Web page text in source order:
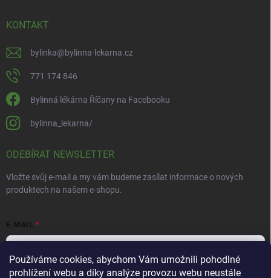
Používáme cookies, abychom Vám umožnili pohodlné
prohlížení webu a díky analýze provozu webu neustále
KONTAKT
bylinka@bylinna-lekarna.cz
771 174 846
Bylinná lékárna Říčany na Facebooku
bylinna_lekarna/
ODEBÍRAT NEWSLETTER
Vložte svůj e-mail a my vám budeme zasílat informace o nových
produktech na našem e-shopu.
E-MAIL